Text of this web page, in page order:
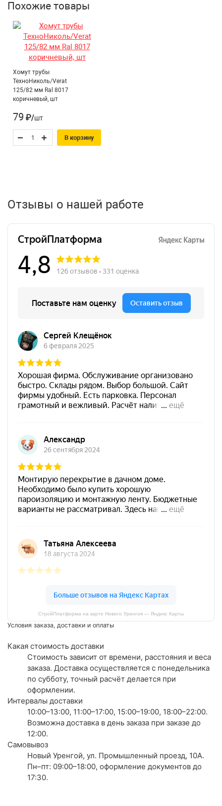
Похожие товары
Хомут трубы
ТехноНиколь/Verat
125/82 мм Ral 8017
коричневый, шт
79 ₽/шт
В корзину
Отзывы о нашей работе
СтройПлатформа на карте Нового Уренгоя — Яндекс Карты
Условия заказа, доставки и оплаты
Какая стоимость доставки
Стоимость зависит от времени, расстояния и веса
заказа. Доставка осуществляется с понедельника
по субботу, точный расчёт делается при
оформлении.
Интервалы доставки
10:00–13:00, 11:00–17:00, 15:00–19:00, 18:00–22:00.
Возможна доставка в день заказа при заказе до
12:00.
Самовывоз
Новый Уренгой, ул. Промышленный проезд, 10А.
Пн–пт: 09:00–18:00, оформление документов до
17:30.